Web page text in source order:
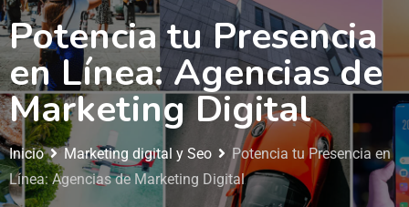
Potencia tu Presencia
en Línea: Agencias de
Marketing Digital
Inicio Marketing digital y Seo
Potencia tu Presencia en
Línea: Agencias de Marketing Digital